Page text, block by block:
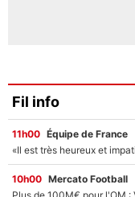
Fil info
11h00 Équipe de France
10h00 Mercato Football